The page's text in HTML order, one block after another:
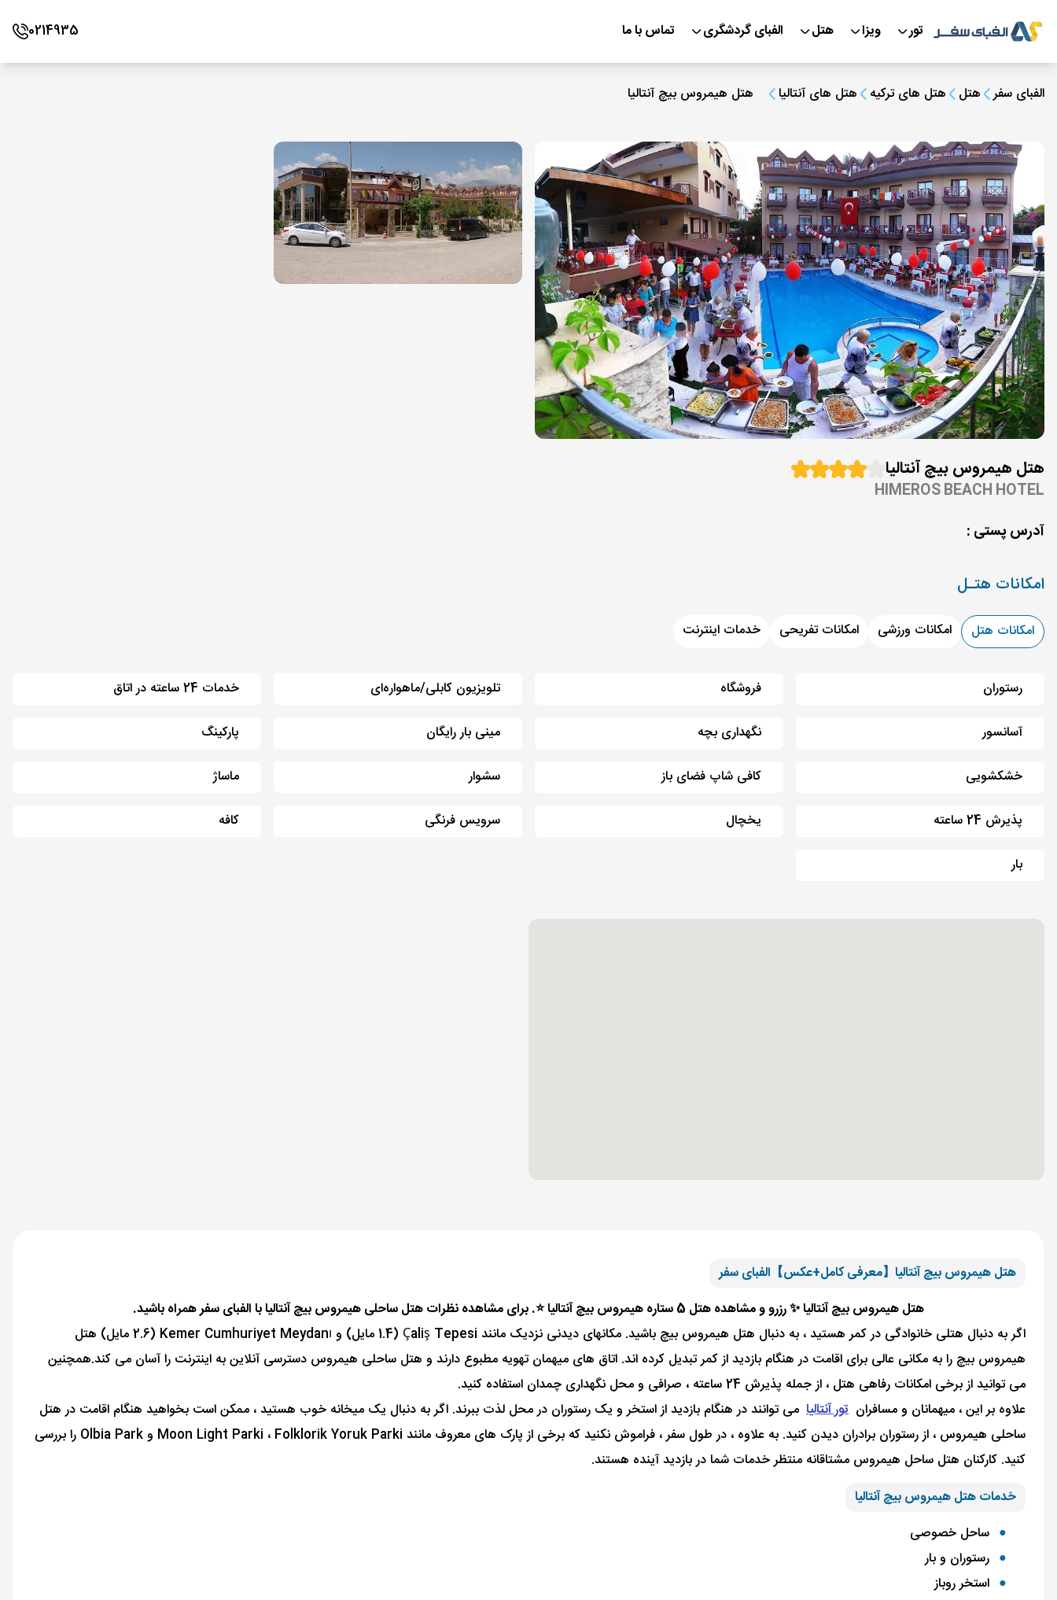
تور ویزا هتل الفبای گردشگری تماس با ما 0214935
الفبای سفر هتل هتل های ترکیه هتل های آنتالیا هتل هیمروس بیچ آنتالیا
هتل هیمروس بیچ آنتالیا
HIMEROS BEACH HOTEL
آدرس پستی :
امکانات هتـل
امکانات هتل امکانات ورزشی امکانات تفریحی خدمات اینترنت
رستوران فروشگاه تلویزیون کابلی/ماهواره‌ای خدمات 24 ساعته در اتاق
آسانسور نگهداری بچه مینی بار رایگان پارکینگ
خشکشویی کافی شاپ فضای باز سشوار ماساژ
پذیرش 24 ساعته یخچال سرویس فرنگی کافه
بار
هتل هیمروس بیچ آنتالیا【معرفی کامل+عکس】الفبای سفر
هتل هیمروس بیچ آنتالیا ✨ رزرو و مشاهده هتل 5 ستاره هیمروس بیچ آنتالیا ⭐. برای مشاهده نظرات هتل ساحلی هیمروس بیچ آنتالیا با الفبای سفر همراه باشید.
اگر به دنبال هتلی خانوادگی در کمر هستید ، به دنبال هتل هیمروس بیچ باشید. مکانهای دیدنی نزدیک مانند Çaliş Tepesi (1.4 مایل) و Kemer Cumhuriyet Meydanı (2.6 مایل) هتل
هیمروس بیچ را به مکانی عالی برای اقامت در هنگام بازدید از کمر تبدیل کرده اند. اتاق های میهمان تهویه مطبوع دارند و هتل ساحلی هیمروس دسترسی آنلاین به اینترنت را آسان می کند.همچنین
می توانید از برخی امکانات رفاهی هتل ، از جمله پذیرش 24 ساعته ، صرافی و محل نگهداری چمدان استفاده کنید.
علاوه بر این ، میهمانان و مسافران تور آنتالیا می توانند در هنگام بازدید از استخر و یک رستوران در محل لذت ببرند. اگر به دنبال یک میخانه خوب هستید ، ممکن است بخواهید هنگام اقامت در هتل
ساحلی هیمروس ، از رستوران برادران دیدن کنید. به علاوه ، در طول سفر ، فراموش نکنید که برخی از پارک های معروف مانند Moon Light Parki ، Folklorik Yoruk Parki و Olbia Park را بررسی
کنید. کارکنان هتل ساحل هیمروس مشتاقانه منتظر خدمات شما در بازدید آینده هستند.
خدمات هتل هیمروس بیچ آنتالیا
ساحل خصوصی
رستوران و بار
استخر روباز